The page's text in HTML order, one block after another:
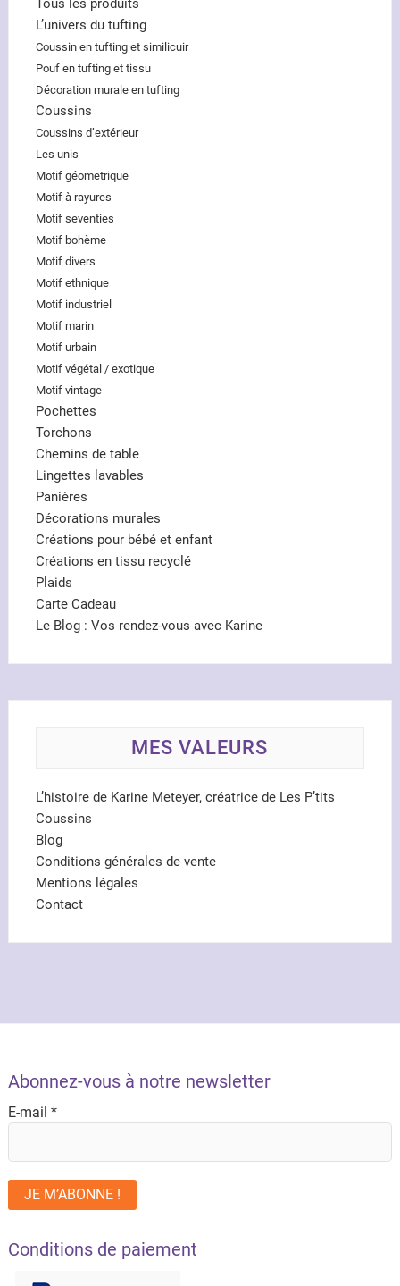
Tous les produits
L’univers du tufting
Coussin en tufting et similicuir
Pouf en tufting et tissu
Décoration murale en tufting
Coussins
Coussins d’extérieur
Les unis
Motif géometrique
Motif à rayures
Motif seventies
Motif bohème
Motif divers
Motif ethnique
Motif industriel
Motif marin
Motif urbain
Motif végétal / exotique
Motif vintage
Pochettes
Torchons
Chemins de table
Lingettes lavables
Panières
Décorations murales
Créations pour bébé et enfant
Créations en tissu recyclé
Plaids
Carte Cadeau
Le Blog : Vos rendez-vous avec Karine
MES VALEURS
L’histoire de Karine Meteyer, créatrice de Les P’tits
Coussins
Blog
Conditions générales de vente
Mentions légales
Contact
Abonnez-vous à notre newsletter
E-mail *
Conditions de paiement